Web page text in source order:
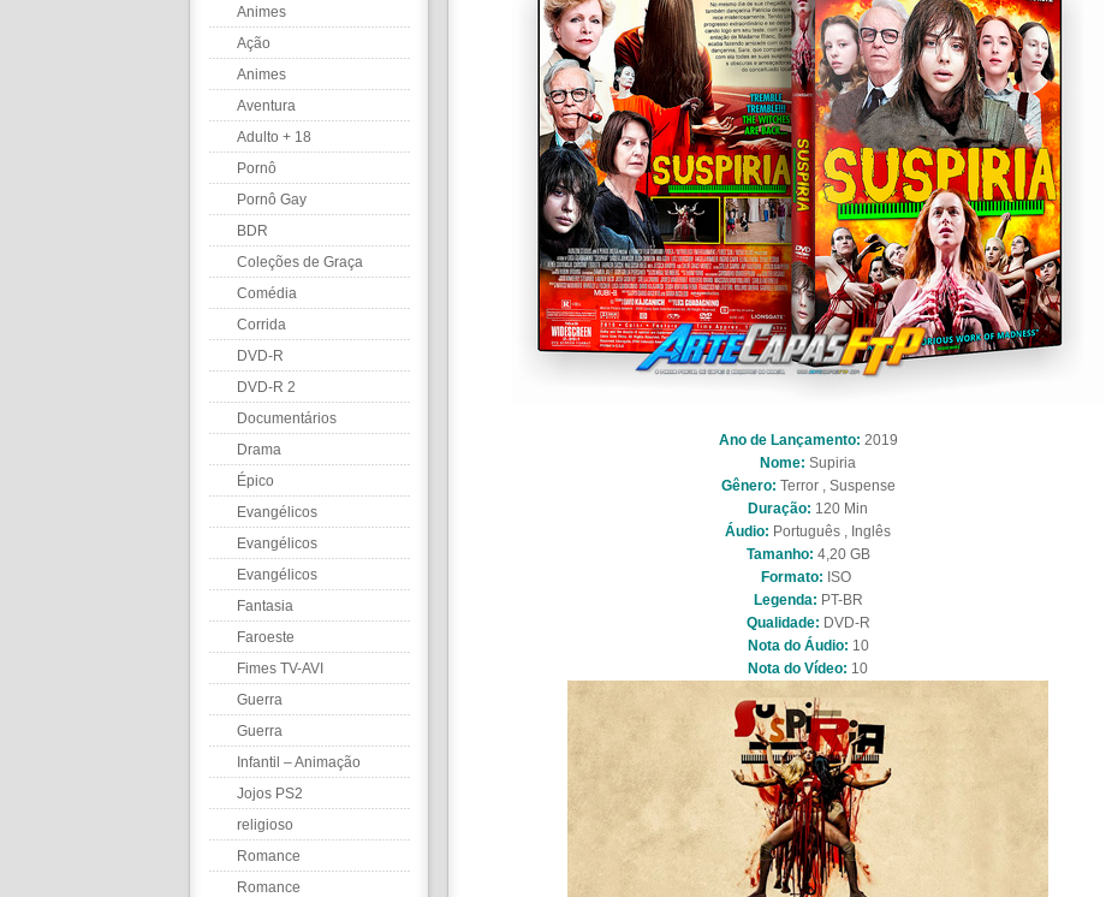
Animes
Ação
Animes
Aventura
Adulto + 18
Pornô
Pornô Gay
BDR
Coleções de Graça
Comédia
Corrida
DVD-R
DVD-R 2
Documentários
Drama
Épico
Evangélicos
Evangélicos
Evangélicos
Fantasia
Faroeste
Fimes TV-AVI
Guerra
Guerra
Infantil – Animação
Jojos PS2
religioso
Romance
Romance
Ano de Lançamento: 2019
Nome: Supiria
Gênero: Terror , Suspense
Duração: 120 Min
Áudio: Português , Inglês
Tamanho: 4,20 GB
Formato: ISO
Legenda: PT-BR
Qualidade: DVD-R
Nota do Áudio: 10
Nota do Vídeo: 10